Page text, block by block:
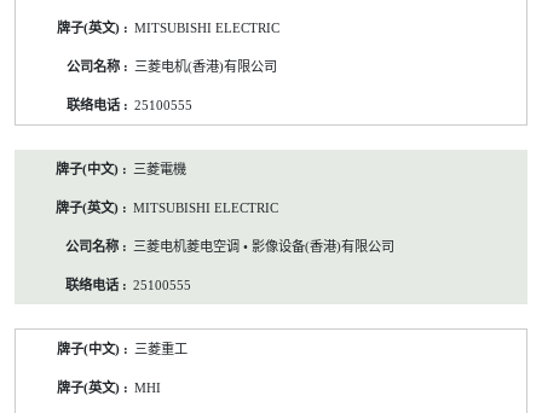
MITSUBISHI ELECTRIC
三菱电机(香港)有限公司
25100555
三菱電機
MITSUBISHI ELECTRIC
三菱电机菱电空调 • 影像设备(香港)有限公司
25100555
三菱重工
MHI